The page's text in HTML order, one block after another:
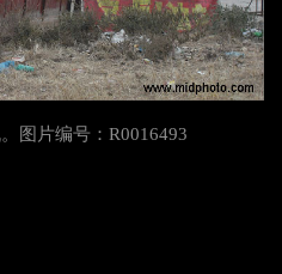
图片编号：R0016493